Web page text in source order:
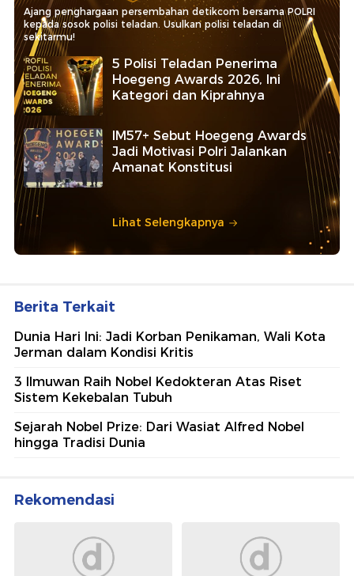
Ajang penghargaan persembahan detikcom bersama POLRI
kepada sosok polisi teladan. Usulkan polisi teladan di
sekitarmu!
5 Polisi Teladan Penerima
Hoegeng Awards 2026, Ini
Kategori dan Kiprahnya
IM57+ Sebut Hoegeng Awards
Jadi Motivasi Polri Jalankan
Amanat Konstitusi
Lihat Selengkapnya
Berita Terkait
Dunia Hari Ini: Jadi Korban Penikaman, Wali Kota
Jerman dalam Kondisi Kritis
3 Ilmuwan Raih Nobel Kedokteran Atas Riset
Sistem Kekebalan Tubuh
Sejarah Nobel Prize: Dari Wasiat Alfred Nobel
hingga Tradisi Dunia
Rekomendasi